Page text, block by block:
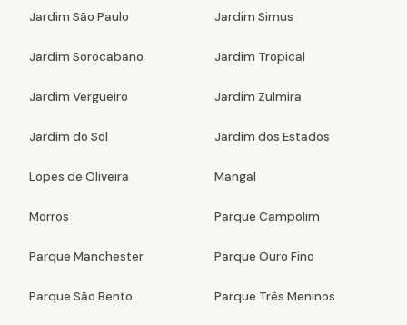
Jardim São Paulo Jardim Simus
Jardim Sorocabano Jardim Tropical
Jardim Vergueiro Jardim Zulmira
Jardim do Sol Jardim dos Estados
Lopes de Oliveira Mangal
Morros Parque Campolim
Parque Manchester Parque Ouro Fino
Parque São Bento Parque Três Meninos